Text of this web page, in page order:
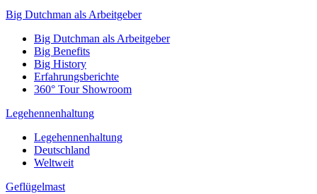
Big Dutchman als Arbeitgeber
Big Dutchman als Arbeitgeber
Big Benefits
Big History
Erfahrungsberichte
360° Tour Showroom
Legehennenhaltung
Legehennenhaltung
Deutschland
Weltweit
Geflügelmast